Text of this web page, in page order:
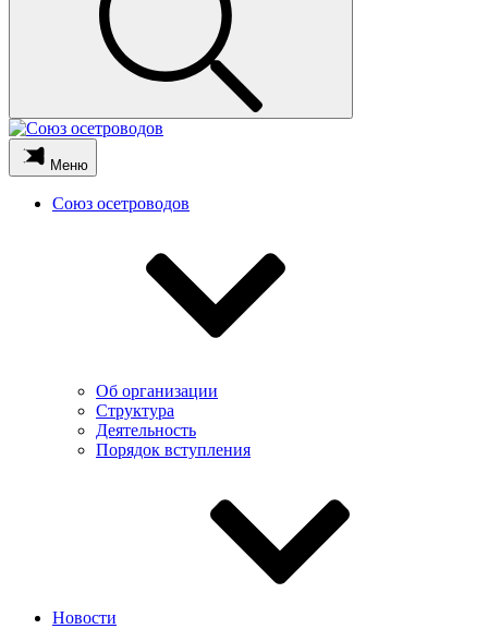
Меню
Союз осетроводов
Об организации
Структура
Деятельность
Порядок вступления
Новости